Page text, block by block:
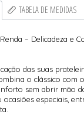
TABELA DE MEDIDAS
– Delicadeza e
das suas
o clássico com
sem abrir mão
especiais,